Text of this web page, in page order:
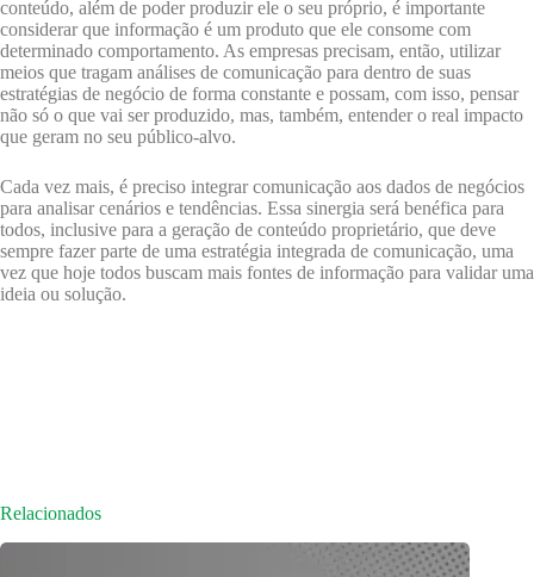
conteúdo, além de poder produzir ele o seu próprio, é importante
considerar que informação é um produto que ele consome com
determinado comportamento. As empresas precisam, então, utilizar
meios que tragam análises de comunicação para dentro de suas
estratégias de negócio de forma constante e possam, com isso, pensar
não só o que vai ser produzido, mas, também, entender o real impacto
que geram no seu público-alvo.
Cada vez mais, é preciso integrar comunicação aos dados de negócios
para analisar cenários e tendências. Essa sinergia será benéfica para
todos, inclusive para a geração de conteúdo proprietário, que deve
sempre fazer parte de uma estratégia integrada de comunicação, uma
vez que hoje todos buscam mais fontes de informação para validar uma
ideia ou solução.
Relacionados